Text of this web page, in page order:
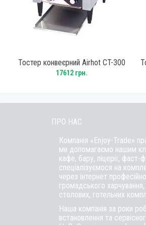
Тостер конвеєрний Airhot CT-300
17612 грн.
ПРО НАС
Компанія «Enjoy-Trade»
ми допомагаємо нашим
кафе, бару, піцерії, фаст-
спеціалізуємося на
через інтернет
громадського харчування,
столових, готельних
Наша компанія за роки
встановлення та